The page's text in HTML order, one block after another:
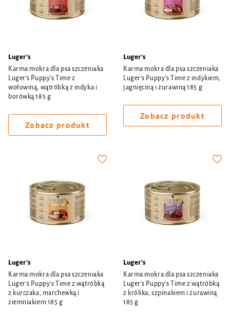
Luger's
Karma mokra dla psa szczeniaka
Luger's Puppy's Time z
wołowiną, wątróbką z indyka i
borówką 185 g
Zobacz produkt
Luger's
Karma mokra dla psa szczeniaka
Luger's Puppy's Time z indykiem,
jagnięciną i żurawiną 185 g
Zobacz produkt
Luger's
Karma mokra dla psa szczeniaka
Luger's Puppy's Time z wątróbką
z kurczaka, marchewką i
ziemniakiem 185 g
Luger's
Karma mokra dla psa szczeniaka
Luger's Puppy's Time z wątróbką
z królika, szpinakiem i żurawiną
185 g